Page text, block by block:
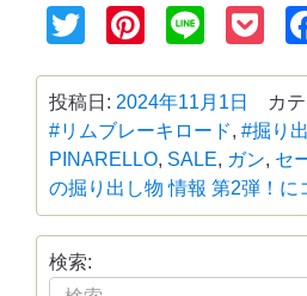
TwitterPinterest
Line
投稿日: 2024年11月1日 カ
#リムブレーキロード, #掘り
PINARELLO, SALE, ガン, セ
の掘り出し物 情報 第2弾！に
検索: